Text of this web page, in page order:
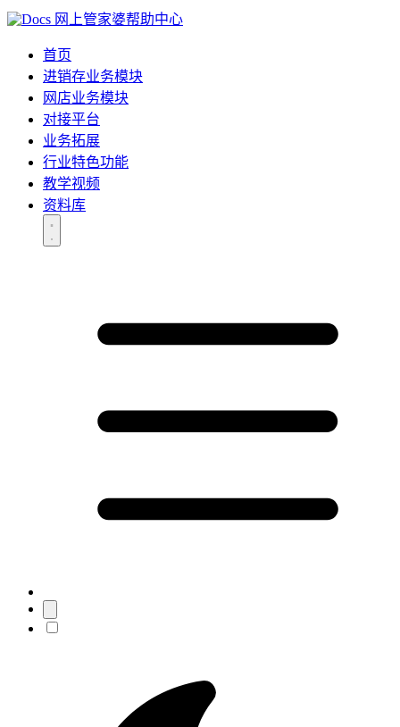
网上管家婆帮助中心
首页
进销存业务模块
网店业务模块
对接平台
业务拓展
行业特色功能
教学视频
资料库